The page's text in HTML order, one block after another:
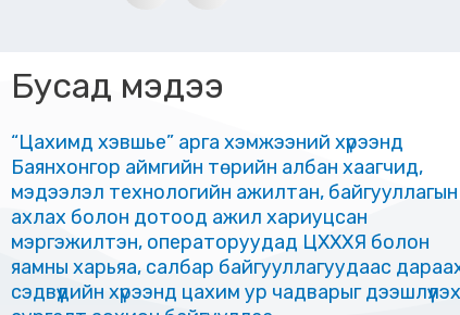
Бусад мэдээ
“Цахимд хэвшье” арга хэмжээний хүрээнд
Баянхонгор аймгийн төрийн албан хаагчид,
мэдээлэл технологийн ажилтан, байгууллагын
ахлах болон дотоод ажил хариуцсан
мэргэжилтэн, операторуудад ЦХХХЯ болон
яамны харьяа, салбар байгууллагуудаас
сэдвүүдийн хүрээнд цахим ур чадварыг дээшлүүлэх